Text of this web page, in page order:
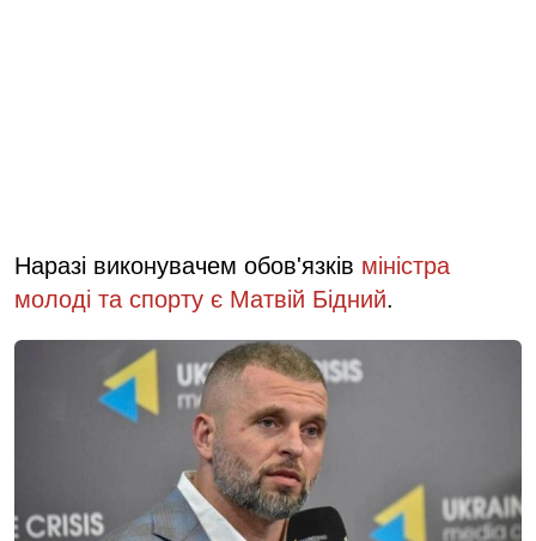
Наразі виконувачем обов'язків міністра
молоді та спорту є Матвій Бідний.